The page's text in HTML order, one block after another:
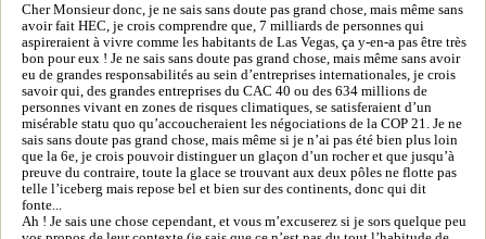
Cher Monsieur donc, je ne sais sans doute pas grand chose, mais même sans
avoir fait HEC, je crois comprendre que, 7 milliards de personnes qui
aspireraient à vivre comme les habitants de Las Vegas, ça y-en-a pas être très
bon pour eux ! Je ne sais sans doute pas grand chose, mais même sans avoir
eu de grandes responsabilités au sein d’entreprises internationales, je crois
savoir qui, des grandes entreprises du CAC 40 ou des 634 millions de
personnes vivant en zones de risques climatiques, se satisferaient d’un
misérable statu quo qu’accoucheraient les négociations de la COP 21. Je ne
sais sans doute pas grand chose, mais même si je n’ai pas été bien plus loin
que la 6e, je crois pouvoir distinguer un glaçon d’un rocher et que jusqu’à
preuve du contraire, toute la glace se trouvant aux deux pôles ne flotte pas
telle l’iceberg mais repose bel et bien sur des continents, donc qui dit
fonte...
Ah ! Je sais une chose cependant, et vous m’excuserez si je sors quelque peu